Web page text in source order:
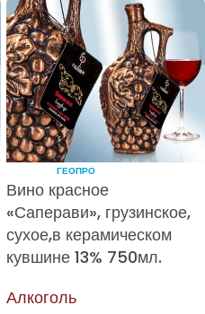
ГЕОПРО
Вино красное
«Саперави», грузинское,
сухое,в керамическом
кувшине 13% 750мл.
Алкоголь